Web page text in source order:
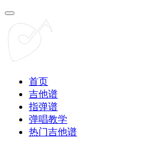
首页
吉他谱
指弹谱
弹唱教学
热门吉他谱